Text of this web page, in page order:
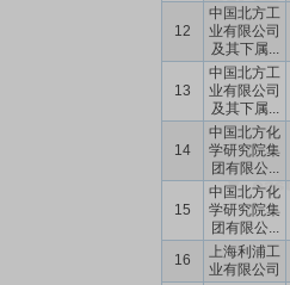
12
中国北方工
业有限公司
及其下属...
13
中国北方工
业有限公司
及其下属...
14
中国北方化
学研究院集
团有限公...
15
中国北方化
学研究院集
团有限公...
16
上海利浦工
业有限公司